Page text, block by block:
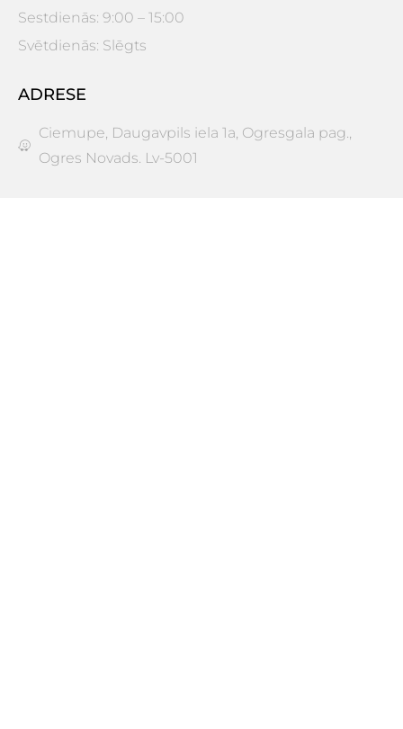
Sestdienās: 9:00 – 15:00
Svētdienās: Slēgts
ADRESE
Ciemupe, Daugavpils iela 1a, Ogresgala pag.,
Ogres Novads. Lv-5001